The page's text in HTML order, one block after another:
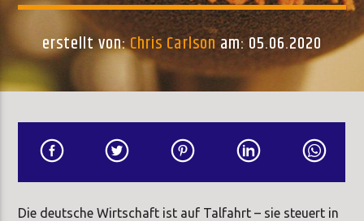
erstellt von:Chris Carlsonam: 05.06.2020
Die deutsche Wirtschaft ist auf Talfahrt – sie steuert in